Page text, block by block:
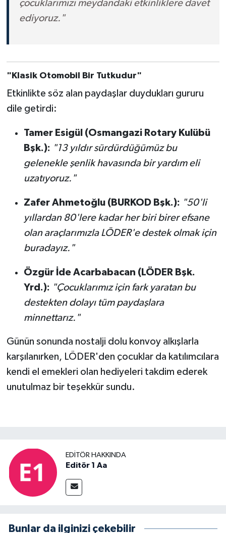
çocuklarımızı meydandaki etkinliklere davet
ediyoruz."
"Klasik Otomobil Bir Tutkudur"
Etkinlikte söz alan paydaşlar duydukları gururu
dile getirdi:
Tamer Esigül (Osmangazi Rotary Kulübü
Bşk.): "13 yıldır sürdürdüğümüz bu
gelenekle şenlik havasında bir yardım eli
uzatıyoruz."
Zafer Ahmetoğlu (BURKOD Bşk.): "50'li
yıllardan 80'lere kadar her biri birer efsane
olan araçlarımızla LÖDER'e destek olmak için
buradayız."
Özgür İde Acarbabacan (LÖDER Bşk.
Yrd.): "Çocuklarımız için fark yaratan bu
destekten dolayı tüm paydaşlara
minnettarız."
Günün sonunda nostalji dolu konvoy alkışlarla
karşılanırken, LÖDER'den çocuklar da katılımcılara
kendi el emekleri olan hediyeleri takdim ederek
unutulmaz bir teşekkür sundu.
EDITÖR HAKKINDA
Editör 1 Aa
Bunlar da ilginizi çekebilir